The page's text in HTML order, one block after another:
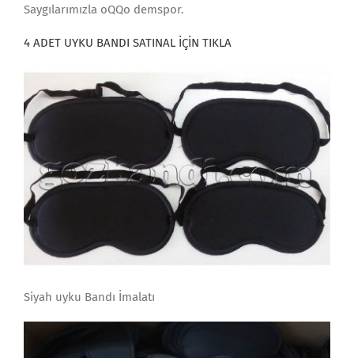
Saygılarımızla oQQo demspor.
4 ADET UYKU BANDI SATINAL İÇİN TIKLA
Siyah uyku Bandı İmalatı